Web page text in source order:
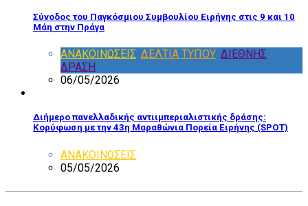
Σύνοδος του Παγκόσμιου Συμβουλίου Ειρήνης στις 9 και 10
Μάη στην Πράγα
ΑΝΑΚΟΙΝΩΣΕΙΣ ΔΕΛΤΙΑ ΤΥΠΟΥ ΔΙΕΘΝΗΣ
ΔΡΑΣΗ
06/05/2026
Διήμερο πανελλαδικής αντιιμπεριαλιστικής δράσης:
Κορύφωση με την 43η Μαραθώνια Πορεία Ειρήνης (SPOT)
ΑΝΑΚΟΙΝΩΣΕΙΣ
05/05/2026